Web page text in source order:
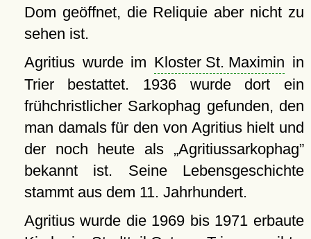
Dom geöffnet, die Reliquie aber nicht zu
sehen ist.
Agritius wurde im Kloster St. Maximin in
Trier bestattet. 1936 wurde dort ein
frühchristlicher Sarkophag gefunden, den
man damals für den von Agritius hielt und
der noch heute als
Agritiussarkophag
bekannt ist. Seine Lebensgeschichte
stammt aus dem 11. Jahrhundert.
Agritius wurde die 1969 bis 1971 erbaute